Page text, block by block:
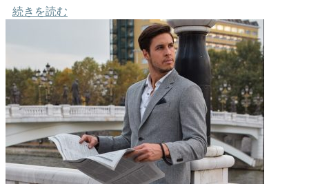
続きを読む